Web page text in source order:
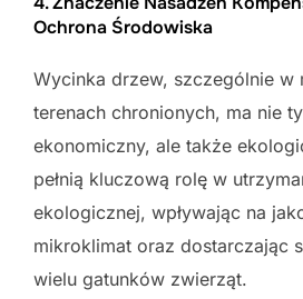
Ochrona Środowiska
Wycinka drzew, szczególnie w
terenach chronionych, ma nie
ekonomiczny, ale także
pełnią kluczową rolę w
ekologicznej, wpływając na
mikroklimat oraz dostarczając
wielu gatunków zwierząt.